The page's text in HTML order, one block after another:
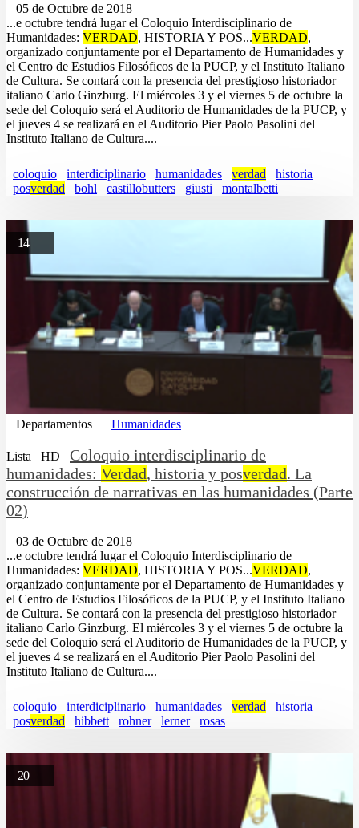
05 de Octubre de 2018
...e octubre tendrá lugar el Coloquio Interdisciplinario de
Humanidades: VERDAD, HISTORIA Y POS...VERDAD,
organizado conjuntamente por el Departamento de Humanidades y
el Centro de Estudios Filosóficos de la PUCP, y el Instituto Italiano
de Cultura. Se contará con la presencia del prestigioso historiador
italiano Carlo Ginzburg. El miércoles 3 y el viernes 5 de octubre la
sede del Coloquio será el Auditorio de Humanidades de la PUCP, y
el jueves 4 se realizará en el Auditorio Pier Paolo Pasolini del
Instituto Italiano de Cultura....
coloquio interdiciplinario humanidades verdad
historia
posverdad bohl castillobutters giusti montalbetti
14
Departamentos Humanidades
Lista HD
Coloquio interdisciplinario de
humanidades: Verdad, historia y posverdad. La
construcción de narrativas en las humanidades (Parte
02)
03 de Octubre de 2018
...e octubre tendrá lugar el Coloquio Interdisciplinario de
Humanidades: VERDAD, HISTORIA Y POS...VERDAD,
organizado conjuntamente por el Departamento de Humanidades y
el Centro de Estudios Filosóficos de la PUCP, y el Instituto Italiano
de Cultura. Se contará con la presencia del prestigioso historiador
italiano Carlo Ginzburg. El miércoles 3 y el viernes 5 de octubre la
sede del Coloquio será el Auditorio de Humanidades de la PUCP, y
el jueves 4 se realizará en el Auditorio Pier Paolo Pasolini del
Instituto Italiano de Cultura....
coloquio interdiciplinario humanidades verdad
historia
posverdad hibbett rohner lerner rosas
20